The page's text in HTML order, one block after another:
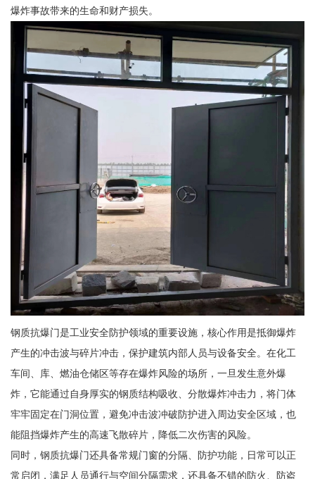
爆炸事故带来的生命和财产损失。
钢质抗爆门是工业安全防护领域的重要设施，核心作用是抵御爆炸
产生的冲击波与碎片冲击，保护建筑内部人员与设备安全。在化工
车间、库、燃油仓储区等存在爆炸风险的场所，一旦发生意外爆
炸，它能通过自身厚实的钢质结构吸收、分散爆炸冲击力，将门体
牢牢固定在门洞位置，避免冲击波冲破防护进入周边安全区域，也
能阻挡爆炸产生的高速飞散碎片，降低二次伤害的风险。
同时，钢质抗爆门还具备常规门窗的分隔、防护功能，日常可以正
常启闭，满足人员通行与空间分隔需求，还具备不错的防火、防盗